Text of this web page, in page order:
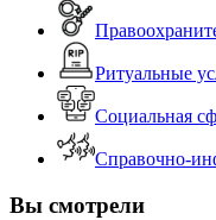
Ритуальные
Социальная
Справочно-
Вы смотрели